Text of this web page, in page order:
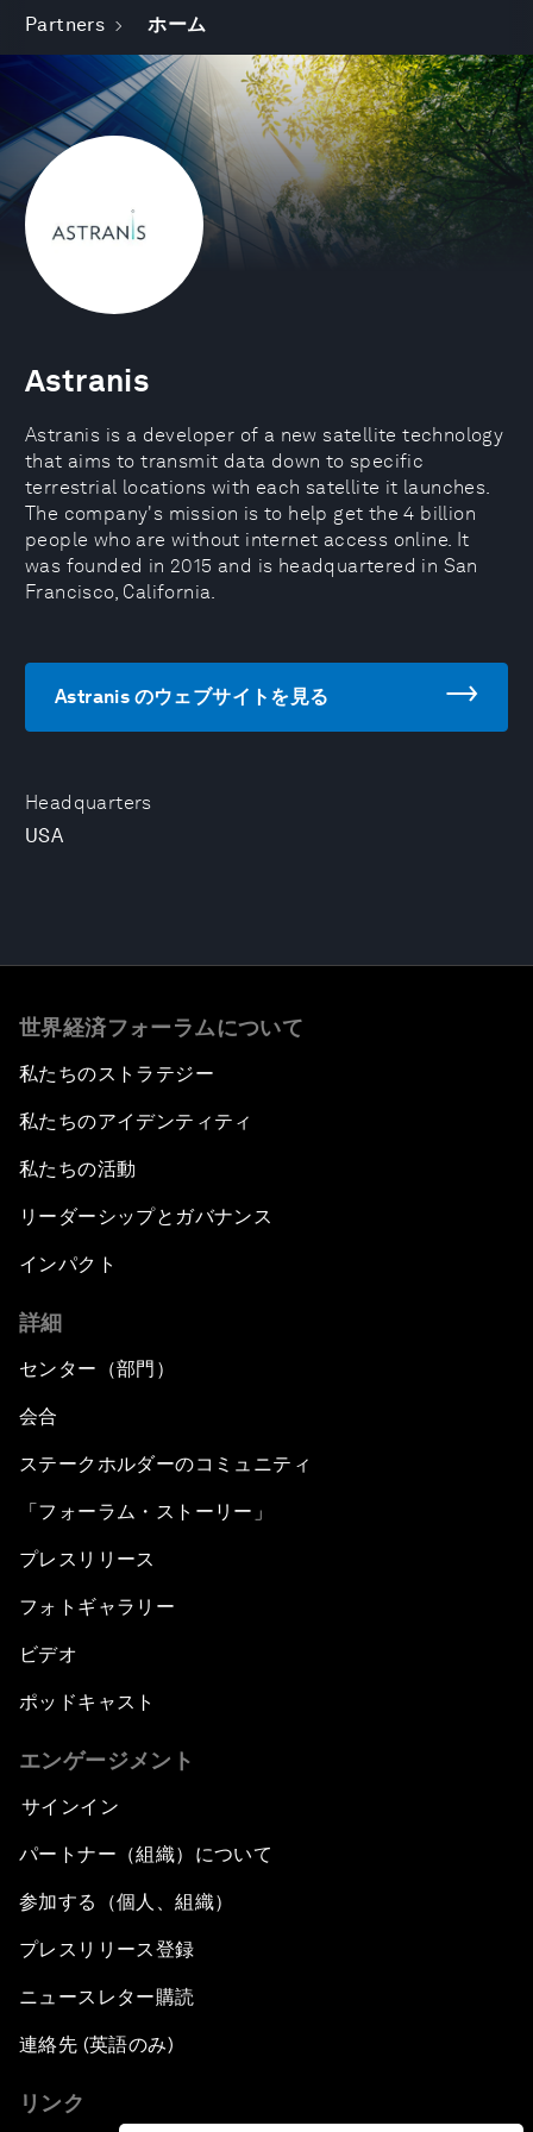
Partners ホーム
Headquarters
USA
Astranis
Astranis is a developer of a new satellite technology
that aims to transmit data down to specific
terrestrial locations with each satellite it launches.
The company's mission is to help get the 4 billion
people who are without internet access online. It
was founded in 2015 and is headquartered in San
Francisco, California.
Astranis のウェブサイトを見る
世界経済フォーラムについて
私たちのストラテジー
私たちのアイデンティティ
私たちの活動
リーダーシップとガバナンス
インパクト
詳細
センター（部門）
会合
ステークホルダーのコミュニティ
「フォーラム・ストーリー」
プレスリリース
フォトギャラリー
ビデオ
ポッドキャスト
エンゲージメント
サインイン
パートナー（組織）について
参加する（個人、組織）
プレスリリース登録
ニュースレター購読
連絡先 (英語のみ)
リンク